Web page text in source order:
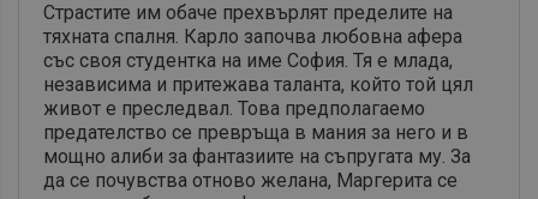
Страстите им обаче прехвърлят пределите на
тяхната спалня. Карло започва любовна афера
със своя студентка на име София. Тя е млада,
независима и притежава таланта, който той цял
живот е преследвал. Това предполагаемо
предателство се превръща в мания за него и в
мощно алиби за фантазиите на съпругата му. За
да се почувства отново желана, Маргерита се